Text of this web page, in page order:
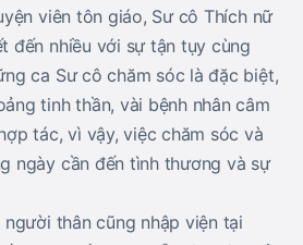
viên tôn giáo, Sư cô Thích nữ
đến nhiều với sự tận tụy cùng
ca Sư cô chăm sóc là đặc biệt,
tinh thần, vài bệnh nhân câm
tác, vì vậy, việc chăm sóc và
ngày cần đến tình thương và sự
thân cũng nhập viện tại